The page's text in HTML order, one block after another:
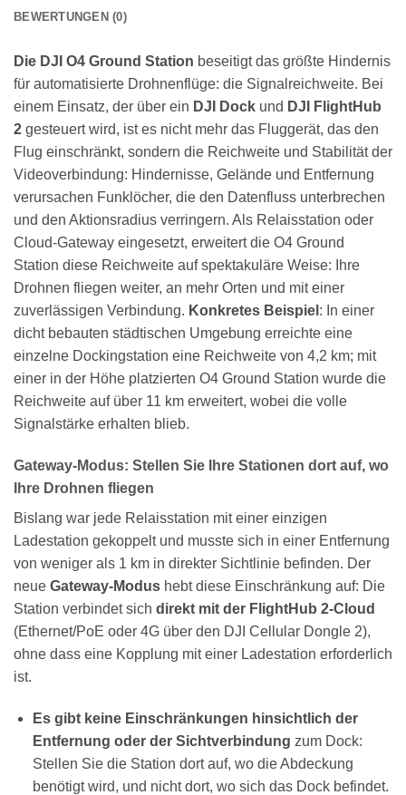
BEWERTUNGEN (0)
Die DJI O4 Ground Station beseitigt das größte Hindernis
für automatisierte Drohnenflüge: die Signalreichweite. Bei
einem Einsatz, der über ein DJI Dock und DJI FlightHub
2 gesteuert wird, ist es nicht mehr das Fluggerät, das den
Flug einschränkt, sondern die Reichweite und Stabilität der
Videoverbindung: Hindernisse, Gelände und Entfernung
verursachen Funklöcher, die den Datenfluss unterbrechen
und den Aktionsradius verringern. Als Relaisstation oder
Cloud-Gateway eingesetzt, erweitert die O4 Ground
Station diese Reichweite auf spektakuläre Weise: Ihre
Drohnen fliegen weiter, an mehr Orten und mit einer
zuverlässigen Verbindung. Konkretes Beispiel : In einer
dicht bebauten städtischen Umgebung erreichte eine
einzelne Dockingstation eine Reichweite von 4,2 km; mit
einer in der Höhe platzierten O4 Ground Station wurde die
Reichweite auf über 11 km erweitert, wobei die volle
Signalstärke erhalten blieb.
Gateway-Modus: Stellen Sie Ihre Stationen dort auf, wo
Ihre Drohnen fliegen
Bislang war jede Relaisstation mit einer einzigen
Ladestation gekoppelt und musste sich in einer Entfernung
von weniger als 1 km in direkter Sichtlinie befinden. Der
neue Gateway-Modus hebt diese Einschränkung auf: Die
Station verbindet sich direkt mit der FlightHub 2-Cloud
(Ethernet/PoE oder 4G über den DJI Cellular Dongle 2),
ohne dass eine Kopplung mit einer Ladestation erforderlich
ist.
Es gibt keine Einschränkungen hinsichtlich der
Entfernung oder der Sichtverbindung zum Dock:
Stellen Sie die Station dort auf, wo die Abdeckung
benötigt wird, und nicht dort, wo sich das Dock befindet.